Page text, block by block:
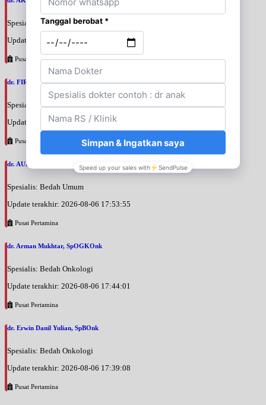
Spesialis: Bedah Urologi
Update terakhir: 2026-08-06 18:38:38
Pusat Pertamina
dr. FIRTANTYO ADI SYAHPUTRA, SpU
Spesialis: Bedah Urologi
Update terakhir: 2026-08-06 18:29:29
Pusat Pertamina
dr. AURIZAN DARYAN KARIM, SpB
Spesialis: Bedah Umum
Update terakhir: 2026-08-06 17:53:55
Pusat Pertamina
dr. Arman Mukhtar, SpOGKOnk
Spesialis: Bedah Onkologi
Update terakhir: 2026-08-06 17:44:01
Pusat Pertamina
dr. Erwin Danil Yulian, SpBOnk
Spesialis: Bedah Onkologi
Update terakhir: 2026-08-06 17:39:08
Pusat Pertamina